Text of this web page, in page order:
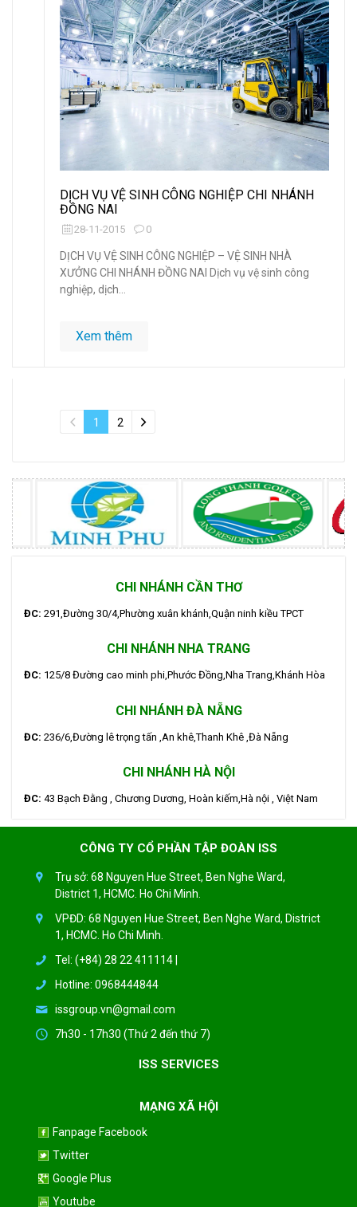
DỊCH VỤ VỆ SINH CÔNG NGHIỆP CHI NHÁNH
ĐỒNG NAI
28-11-2015 0
DỊCH VỤ VỆ SINH CÔNG NGHIỆP – VỆ SINH NHÀ
XƯỞNG CHI NHÁNH ĐỒNG NAI Dịch vụ vệ sinh công
nghiệp, dịch...
Xem thêm
1 2
CHI NHÁNH CẦN THƠ
ĐC: 291,Đường 30/4,Phường xuân khánh,Quận ninh kiều TPCT
CHI NHÁNH NHA TRANG
ĐC: 125/8 Đường cao minh phi,Phước Đồng,Nha Trang,Khánh Hòa
CHI NHÁNH ĐÀ NẴNG
ĐC: 236/6,Đường lê trọng tấn ,An khê,Thanh Khê ,Đà Nẵng
CHI NHÁNH HÀ NỘI
ĐC: 43 Bạch Đằng , Chương Dương, Hoàn kiếm,Hà nội , Việt Nam
CÔNG TY CỔ PHẦN TẬP ĐOÀN ISS
Trụ sở: 68 Nguyen Hue Street, Ben Nghe Ward,
District 1, HCMC. Ho Chi Minh.
VPĐD: 68 Nguyen Hue Street, Ben Nghe Ward, District
1, HCMC. Ho Chi Minh.
Tel: (+84) 28 22 411114 |
Hotline: 0968444844
issgroup.vn@gmail.com
7h30 - 17h30 (Thứ 2 đến thứ 7)
ISS SERVICES
MẠNG XÃ HỘI
Fanpage Facebook
Twitter
Google Plus
Youtube